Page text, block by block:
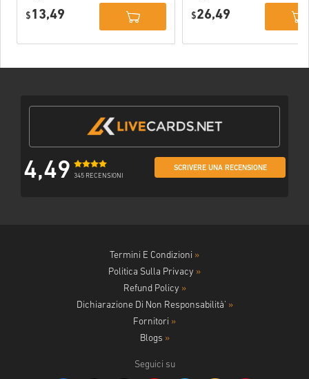
$ 13,49
$26,49
4,49 345 RECENSIONI
SCRIVERE UNA RECENSIONE
Termini E Condizioni »
Politica Sulla Privacy »
Refund Policy »
Dichiarazione Di Non Responsabilità' »
Fornitori »
Blogs »
Seguici su